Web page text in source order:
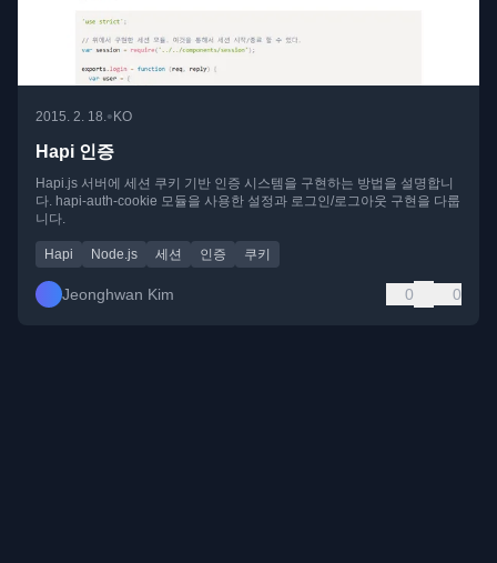
2015. 2. 18.• KO
Hapi 인증
Hapi.js 서버에 세션 쿠키 기반 인증 시스템을 구현하는 방법을 설명합니
다. hapi-auth-cookie 모듈을 사용한 설정과 로그인/로그아웃 구현을 다룹
니다.
Hapi Node.js 세션 인증 쿠키
Jeonghwan Kim 0 0